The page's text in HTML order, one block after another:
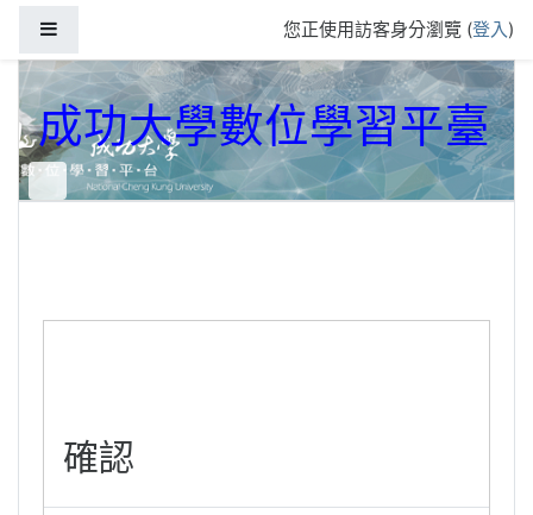
您正使用訪客身分瀏覽 (登入)
成功大學數位學習平臺
確認